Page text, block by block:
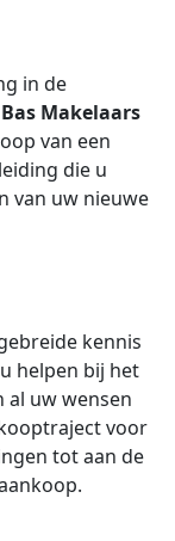
in de
Bas Makelaars
van een
die u
van uw nieuwe
kennis
helpen bij het
al uw wensen
voor
tot aan de